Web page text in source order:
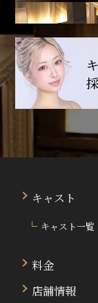
キャスト
キャスト一覧
料金
店舗情報